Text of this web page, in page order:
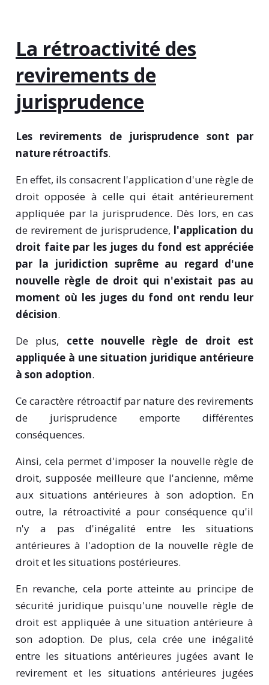
La rétroactivité des
revirements de
jurisprudence
Les revirements de jurisprudence sont par
nature rétroactifs.
En effet, ils consacrent l'application d'une règle de
droit opposée à celle qui était antérieurement
appliquée par la jurisprudence. Dès lors, en cas
de revirement de jurisprudence, l'application du
droit faite par les juges du fond est appréciée
par la juridiction suprême au regard d'une
nouvelle règle de droit qui n'existait pas au
moment où les juges du fond ont rendu leur
décision.
De plus, cette nouvelle règle de droit est
appliquée à une situation juridique antérieure
à son adoption.
Ce caractère rétroactif par nature des revirements
de jurisprudence emporte différentes
conséquences.
Ainsi, cela permet d'imposer la nouvelle règle de
droit, supposée meilleure que l'ancienne, même
aux situations antérieures à son adoption. En
outre, la rétroactivité a pour conséquence qu'il
n'y a pas d'inégalité entre les situations
antérieures à l'adoption de la nouvelle règle de
droit et les situations postérieures.
En revanche, cela porte atteinte au principe de
sécurité juridique puisqu'une nouvelle règle de
droit est appliquée à une situation antérieure à
son adoption. De plus, cela crée une inégalité
entre les situations antérieures jugées avant le
revirement et les situations antérieures jugées